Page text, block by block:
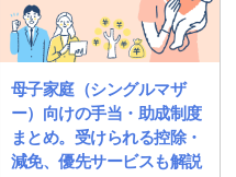
母子家庭（シングルマザ
ー）向けの手当・助成制度
まとめ。受けられる控除・
減免、優先サービスも解説